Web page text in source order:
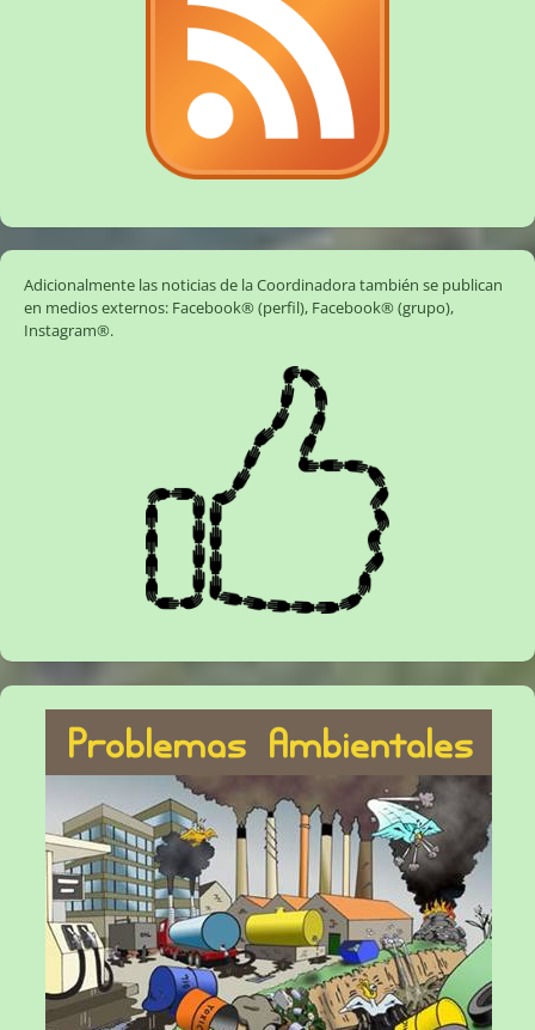
Adicionalmente las noticias de la Coordinadora también se publican
en medios externos: Facebook® (perfil), Facebook® (grupo),
Instagram®.